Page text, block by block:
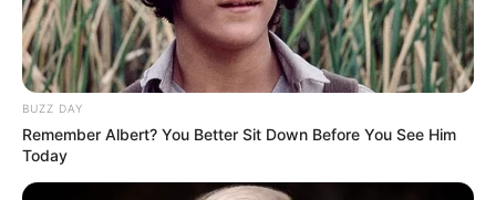
BUZZ DAY
Remember Albert? You Better Sit Down Before You See Him
Today